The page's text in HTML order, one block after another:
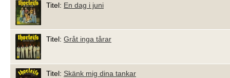
Titel: En dag i juni
Titel: Gråt inga tårar
Titel: Skänk mig dina tankar